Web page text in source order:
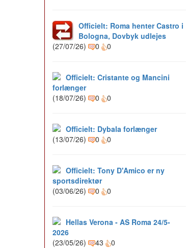
Officielt: Roma henter Castro i
Bologna, Dovbyk udlejes
(27/07/26)
0 0
Officielt: Cristante og Mancini
forlænger
(18/07/26)
0 0
Officielt: Dybala forlænger
(13/07/26)
0 0
Officielt: Tony D'Amico er ny
sportsdirektør
(03/06/26)
0 0
Hellas Verona - AS Roma 24/5-
2026
(23/05/26)
43 0